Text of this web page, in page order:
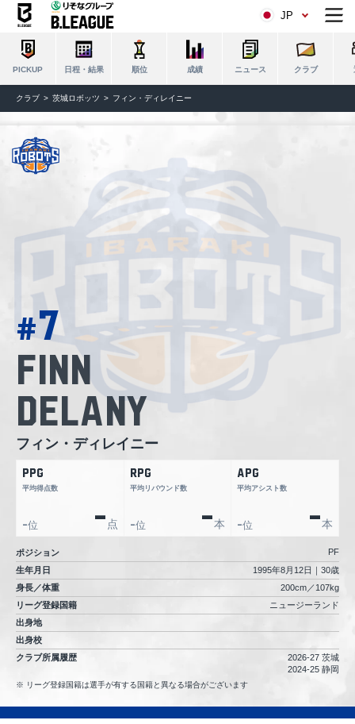
JP
PICKUP 日程・結果 順位 成績 ニュース クラブ
クラブ 茨城ロボッツ フィン・ディレイニー
ポジション
PF
生年月日
1995年8月12日｜30歳
身長／体重
200cm／107kg
リーグ登録国籍
ニュージーランド
出身地
出身校
クラブ所属履歴
2026-27 茨城
2024-25 静岡
リーグ登録国籍は選手が有する国籍と異なる場合がございます
#7
Finn
Delany
フィン・ディレイニー
PPG
平均得点数
- 点
-位
RPG
平均リバウンド数
-本
-位
APG
平均アシスト数
-本
-位